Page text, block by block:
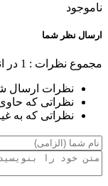
ناموجود
ارسال نظر شما
مجموع نظرات : 1 در
نظرات ارسال
نظراتی که
نظراتی که به